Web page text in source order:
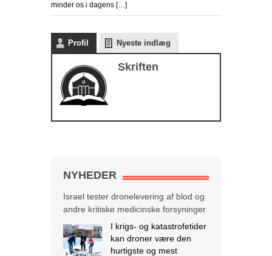
minder os i dagens […]
Profil Nyeste indlæg
Skriften
NYHEDER
Israel tester dronelevering af blod og
andre kritiske medicinske forsyninger
I krigs- og katastrofetider
kan droner være den
hurtigste og mest